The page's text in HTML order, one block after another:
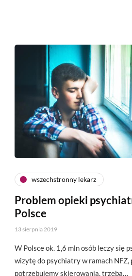
wszechstronny lekarz
Problem opieki
Polsce
13 sierpnia 2019
W Polsce ok. 1,6 mln osób leczy się
wizytę do psychiatry w ramach NFZ,
potrzebujemy skierowania, trzeba…